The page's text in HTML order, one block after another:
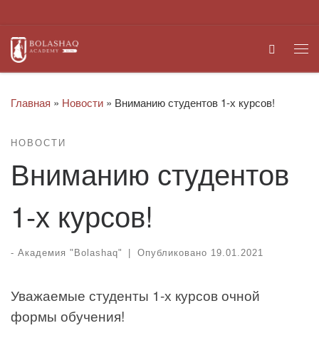
Search
Главная » Новости » Вниманию студентов 1-х курсов!
НОВОСТИ
Вниманию студентов
1-х курсов!
- Академия "Bolashaq" Опубликовано 19.01.2021
Уважаемые студенты 1-х курсов очной
формы обучения!